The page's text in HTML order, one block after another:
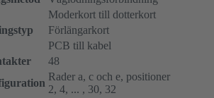
Moderkort till dotterkort
Förlängarkort
PCB till kabel
48
Rader a, c och e, positioner
2, 4, ... , 30, 32